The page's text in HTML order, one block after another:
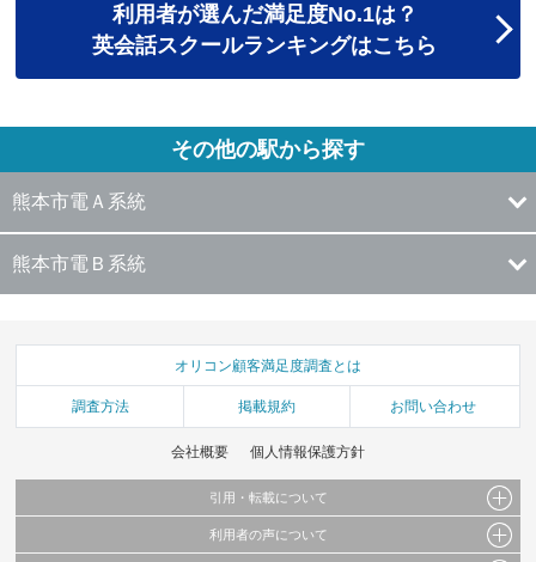
利用者が選んだ満足度No.1は？
英会話スクールランキングはこちら
その他の駅から探す
熊本市電Ａ系統
熊本市電Ｂ系統
オリコン顧客満足度調査とは
調査方法 掲載規約 お問い合わせ
会社概要 個人情報保護方針
引用・転載について
当サイトで公開されている情報（文字、写真、イラスト、画像データ等）及びこれらの配
利用者の声について